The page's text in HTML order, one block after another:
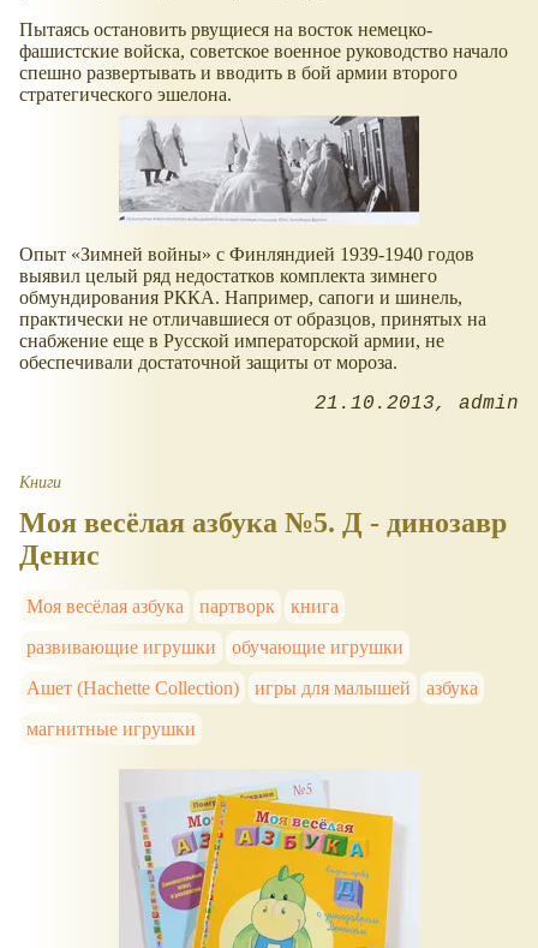
Пытаясь остановить рвущиеся на восток немецко-
фашистские войска, советское военное руководство начало
спешно развертывать и вводить в бой армии второго
стратегического эшелона.
Опыт Зимней войны
с Финляндией 1939-1940 годов
выявил целый ряд недостатков комплекта зимнего
обмундирования РККА. Например, сапоги и шинель,
практически не отличавшиеся от образцов, принятых на
снабжение еще в Русской императорской армии, не
обеспечивали достаточной защиты от мороза.
21.10.2013 admin
Книги
Моя весёлая азбука №5. Д - динозавр
Денис
Моя весёлая азбука партворк
книга
развивающие игрушки
обучающие игрушки
Ашет (Hachette Collection)
игры для малышей
азбука
магнитные игрушки